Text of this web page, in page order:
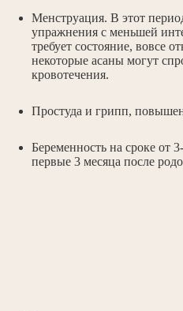
Менструация. В этот
упражнения с меньшей
требует состояние, вовсе
некоторые асаны могут
кровотечения.
Простуда и грипп,
Беременность на сроке от
первые 3 месяца после
В студии большое количество
направлений (йога, пилатес,